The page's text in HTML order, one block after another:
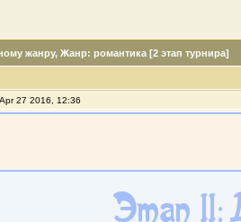
жанру, Жанр: романтика [2 этап турнира]
Apr 27 2016, 12:36